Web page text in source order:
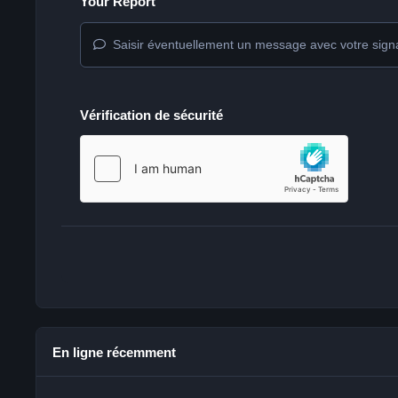
Saisir éventuellement un message avec votre
Vérification de sécurité
En ligne récemment